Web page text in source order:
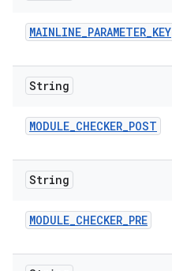
MAINLINE_PARAMETER_KEY
String
MODULE_CHECKER_POST
String
MODULE_CHECKER_PRE